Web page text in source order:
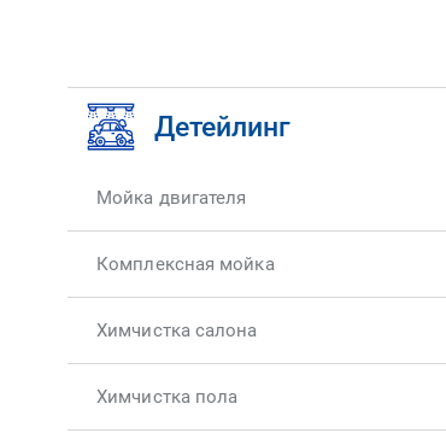
Детейлинг
Мойка двигателя
Комплексная мойка
Химчистка салона
Химчистка пола